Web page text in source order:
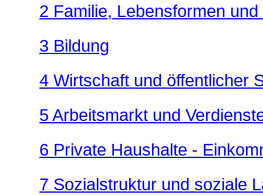
2 Familie, Lebensformen und
3 Bildung
4 Wirtschaft und öffentlicher
5 Arbeitsmarkt und
6 Private Haushalte -
7 Sozialstruktur und soziale